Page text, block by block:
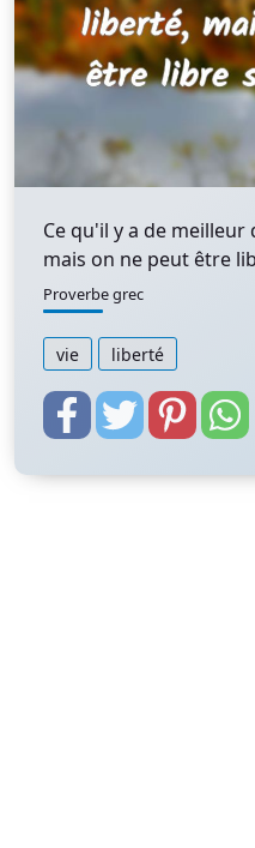
Ce qu'il y a de meilleur
mais on ne peut être
Proverbe grec
vie liberté